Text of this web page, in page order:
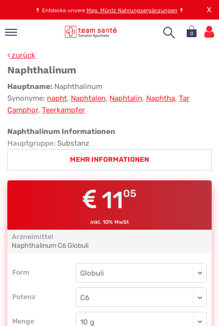
💊 Entdecke unsere Mag. Müntz Nahrungsergänzungen 💊 X
0
zurück
Naphthalinum
Naphthalinum
Hauptname: Naphthalinum
Synonyme: napht, Naphtalen, Naphtalin, Naphtha, Tar
Camphor, Teerkampfer
Naphthalinum Informationen
Hauptgruppe: Substanz
MEHR INFORMATIONEN
1105
inkl. 10% MwSt
Arzneimittel
Naphthalinum C6 Globuli
Form
Form
Potenz
Globuli
C6
Menge
Globuli